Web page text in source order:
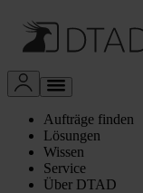
Aufträge finden
Lösungen
Wissen
Service
Über DTAD